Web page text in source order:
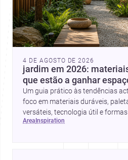
4 DE AGOSTO DE 2026
jardim em 2026:
que estão a ganhar
Um guia prático às tendências
foco em materiais duráveis,
versáteis, tecnologia útil e
sem obras totais.
area inspiration